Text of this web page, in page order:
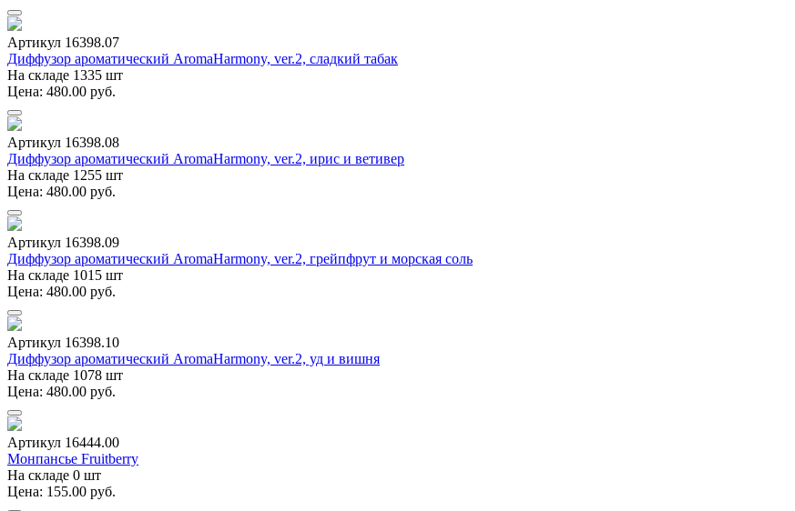
Артикул 16398.07
Диффузор ароматический AromaHarmony, ver.2, сладкий табак
На складе 1335 шт
Цена: 480.00 руб.
Артикул 16398.08
Диффузор ароматический AromaHarmony, ver.2, ирис и ветивер
На складе 1255 шт
Цена: 480.00 руб.
Артикул 16398.09
Диффузор ароматический AromaHarmony, ver.2, грейпфрут и морская соль
На складе 1015 шт
Цена: 480.00 руб.
Артикул 16398.10
Диффузор ароматический AromaHarmony, ver.2, уд и вишня
На складе 1078 шт
Цена: 480.00 руб.
Артикул 16444.00
Монпансье Fruitberry
На складе 0 шт
Цена: 155.00 руб.